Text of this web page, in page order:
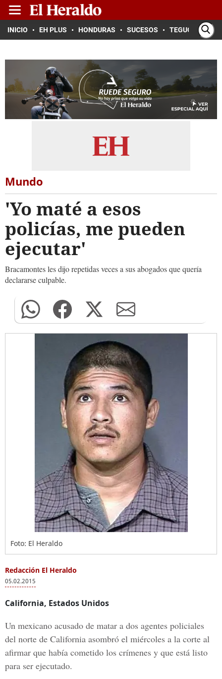
INICIO EH PLUS HONDURAS SUCESOS TEGUCIGALPA
Mundo
'Yo maté a esos
policías, me pueden
ejecutar'
Bracamontes les dijo repetidas veces a sus abogados que quería
declararse culpable.
Foto: El Heraldo
Redacción El Heraldo
05.02.2015
California, Estados Unidos
Un mexicano acusado de matar a dos agentes policiales
del norte de California asombró el miércoles a la corte al
afirmar que había cometido los crímenes y que está listo
para ser ejecutado.